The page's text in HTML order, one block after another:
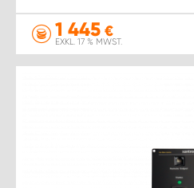
1 445 €
EXKL. 17 % MWST.